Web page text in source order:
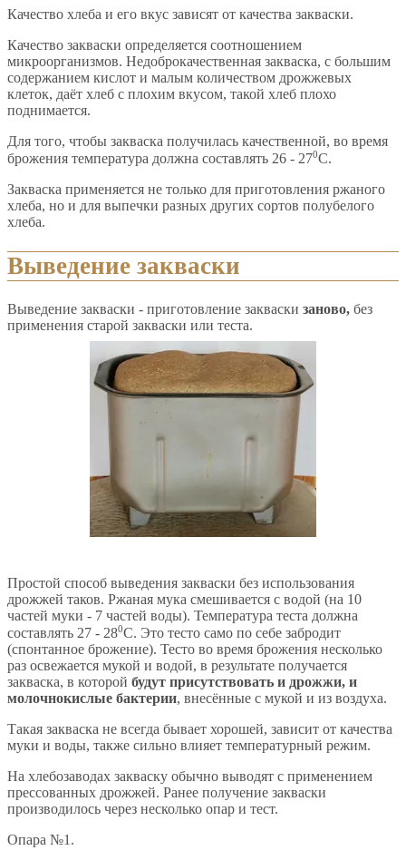
Качество хлеба и его вкус зависят от качества закваски.
Качество закваски определяется соотношением
микроорганизмов. Недоброкачественная закваска, с большим
содержанием кислот и малым количеством дрожжевых
клеток, даёт хлеб с плохим вкусом, такой хлеб плохо
поднимается.
Для того, чтобы закваска получилась качественной, во время
брожения температура должна составлять 26 - 270С.
Закваска применяется не только для приготовления ржаного
хлеба, но и для выпечки разных других сортов полубелого
хлеба.
Выведение закваски
Выведение закваски - приготовление закваски заново, без
применения старой закваски или теста.
Простой способ выведения закваски без использования
дрожжей таков. Ржаная мука смешивается с водой (на 10
частей муки - 7 частей воды). Температура теста должна
составлять 27 - 280С. Это тесто само по себе забродит
(спонтанное брожение). Тесто во время брожения несколько
раз освежается мукой и водой, в результате получается
закваска, в которой будут присутствовать и дрожжи, и
молочнокислые бактерии, внесённые с мукой и из воздуха.
Такая закваска не всегда бывает хорошей, зависит от качества
муки и воды, также сильно влияет температурный режим.
На хлебозаводах закваску обычно выводят с применением
прессованных дрожжей. Ранее получение закваски
производилось через несколько опар и тест.
Опара №1.